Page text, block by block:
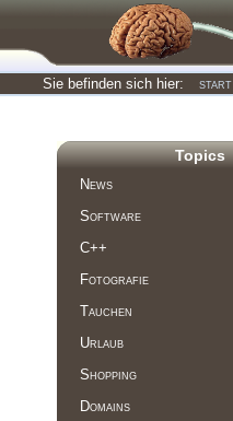
Sie befinden sich hier:
start
Topics
News
Software
C++
Fotografie
Tauchen
Urlaub
Shopping
Domains